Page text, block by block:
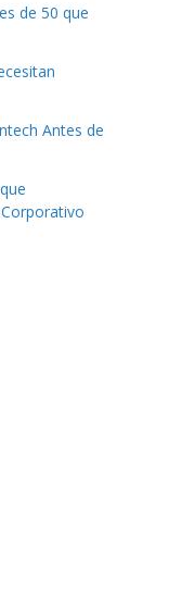
de 50 que
Antes de